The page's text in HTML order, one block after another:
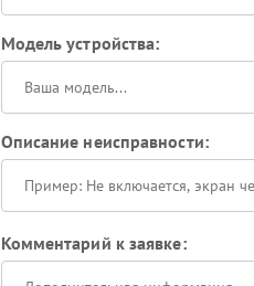
Модель устройства:
Описание неисправности:
Комментарий к заявке: